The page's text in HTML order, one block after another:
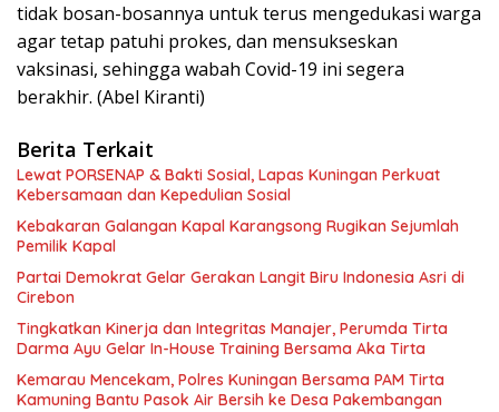
tidak bosan-bosannya untuk terus mengedukasi warga
agar tetap patuhi prokes, dan mensukseskan
vaksinasi, sehingga wabah Covid-19 ini segera
berakhir. (Abel Kiranti)
Berita Terkait
Lewat PORSENAP & Bakti Sosial, Lapas Kuningan Perkuat
Kebersamaan dan Kepedulian Sosial
Kebakaran Galangan Kapal Karangsong Rugikan Sejumlah
Pemilik Kapal
Partai Demokrat Gelar Gerakan Langit Biru Indonesia Asri di
Cirebon
‎Tingkatkan Kinerja dan Integritas Manajer, Perumda Tirta
Darma Ayu Gelar In-House Training Bersama Aka Tirta ‎
Kemarau Mencekam, Polres Kuningan Bersama PAM Tirta
Kamuning Bantu Pasok Air Bersih ke Desa Pakembangan